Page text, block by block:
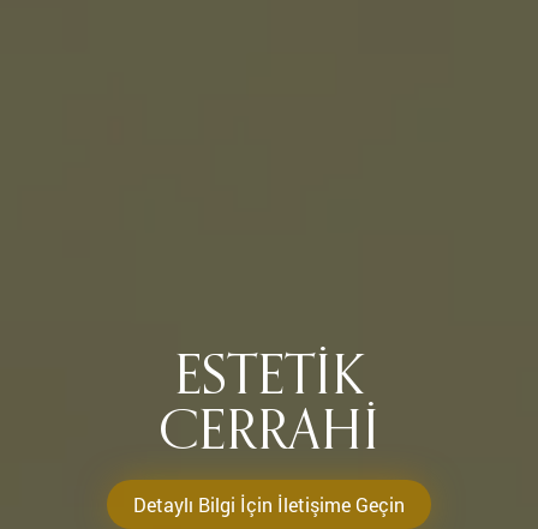
ESTETIK
CERRAHI
Detaylı Bilgi İçin İletişime Geçin